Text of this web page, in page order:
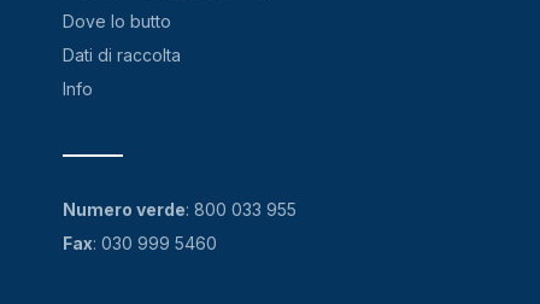
Dove lo butto
Dati di raccolta
Info
Numero verde: 800 033 955
Fax: 030 999 5460